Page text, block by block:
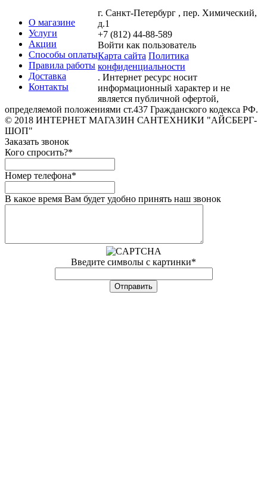
О магазине
Услуги
Акции
Способы оплаты
Правила работы
Доставка
Контакты
г. Санкт-Петербург , пер. Химический,
д.1
+7 (812) 44-88-589
Войти как пользователь
Карта сайта Политика
конфиденциальности
. Интернет ресурс носит
информационный характер и не
является публичной офертой,
определяемой положениями ст.437 Гражданского кодекса РФ.
© 2018 ИНТЕРНЕТ МАГАЗИН САНТЕХНИКИ "АЙСБЕРГ-
ШОП"
Заказать звонок
Кого спросить?*
Номер телефона*
В какое время Вам будет удобно принять наш звонок
Введите символы с картинки*